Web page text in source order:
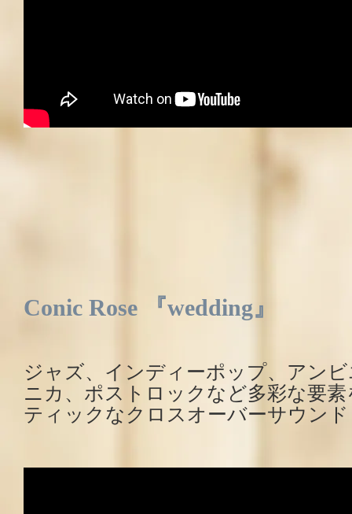
Conic Rose 『wedding』
ジャズ、インディーポップ、アン
ニカ、ポストロックなど多彩な要
ティックなクロスオーバーサウン